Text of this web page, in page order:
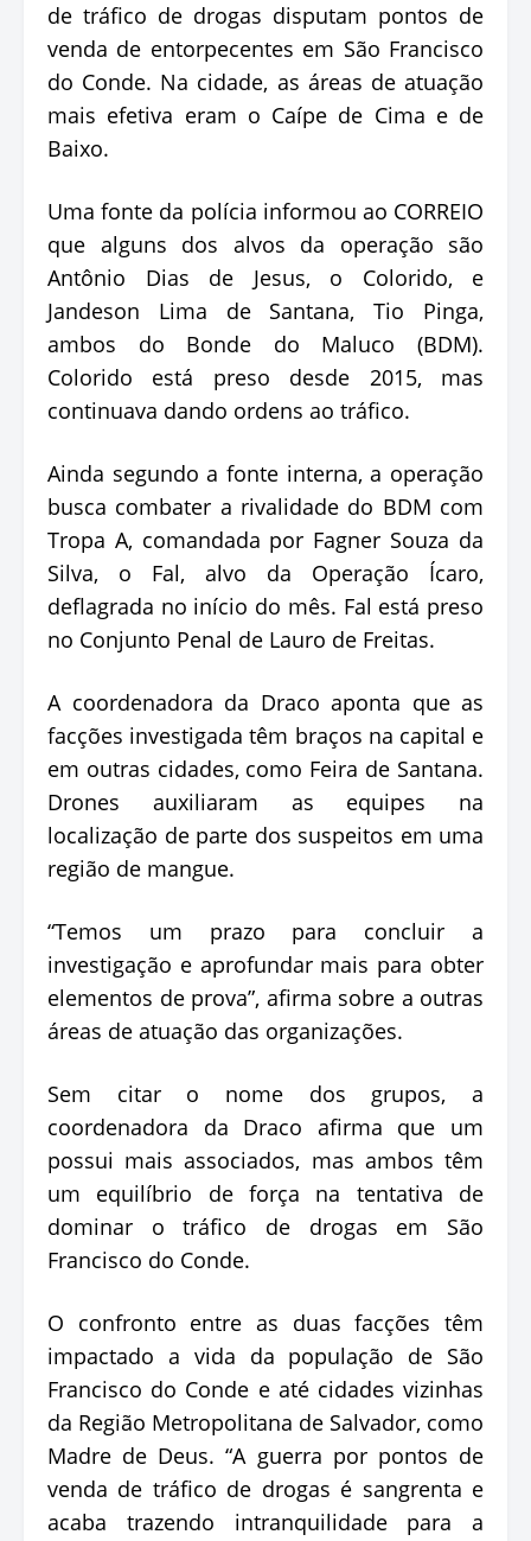
de tráfico de drogas disputam pontos de
venda de entorpecentes em São Francisco
do Conde. Na cidade, as áreas de atuação
mais efetiva eram o Caípe de Cima e de
Baixo.
Uma fonte da polícia informou ao CORREIO
que alguns dos alvos da operação são
Antônio Dias de Jesus, o Colorido, e
Jandeson Lima de Santana, Tio Pinga,
ambos do Bonde do Maluco (BDM).
Colorido está preso desde 2015, mas
continuava dando ordens ao tráfico.
Ainda segundo a fonte interna, a operação
busca combater a rivalidade do BDM com
Tropa A, comandada por Fagner Souza da
Silva, o Fal, alvo da Operação Ícaro,
deflagrada no início do mês. Fal está preso
no Conjunto Penal de Lauro de Freitas.
A coordenadora da Draco aponta que as
facções investigada têm braços na capital e
em outras cidades, como Feira de Santana.
Drones auxiliaram as equipes na
localização de parte dos suspeitos em uma
região de mangue.
“Temos um prazo para concluir a
investigação e aprofundar mais para obter
elementos de prova”, afirma sobre a outras
áreas de atuação das organizações.
Sem citar o nome dos grupos, a
coordenadora da Draco afirma que um
possui mais associados, mas ambos têm
um equilíbrio de força na tentativa de
dominar o tráfico de drogas em São
Francisco do Conde.
O confronto entre as duas facções têm
impactado a vida da população de São
Francisco do Conde e até cidades vizinhas
da Região Metropolitana de Salvador, como
Madre de Deus. “A guerra por pontos de
venda de tráfico de drogas é sangrenta e
acaba trazendo intranquilidade para a